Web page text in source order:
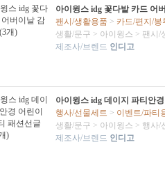
아이윙스 idg 꽃다발 카드 어
팬시/생활용품 > 카드/편지/봉
생활/문구 > 아이윙스 > 팬시/
제조사/브렌드 인디고
아이윙스 idg 데이지 파티안
행사/선물세트 > 이벤트/파티
생활/문구 > 아이윙스 > 행사/
제조사/브렌드 인디고